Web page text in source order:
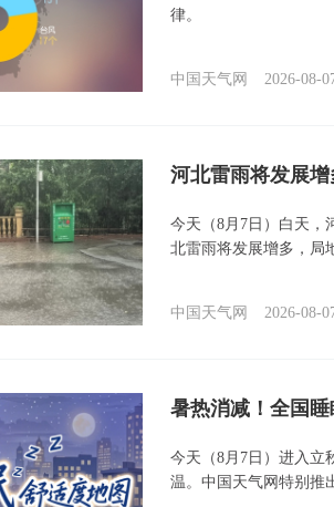
律。
中国天气网 2026-08-
河北雷雨将发展
今天（8月7日）白天，
北雷雨将发展增多，局
中国天气网 2026-08-
暑热消减！全国
今天（8月7日）进入立
温。中国天气网特别推